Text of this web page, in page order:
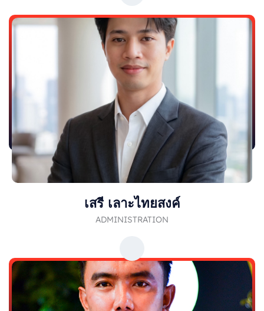
เสรี เลาะไทยสงค์
ADMINISTRATION